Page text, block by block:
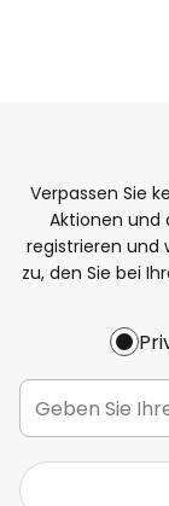
Verpassen Sie
Aktionen und
registrieren und
zu, den Sie bei